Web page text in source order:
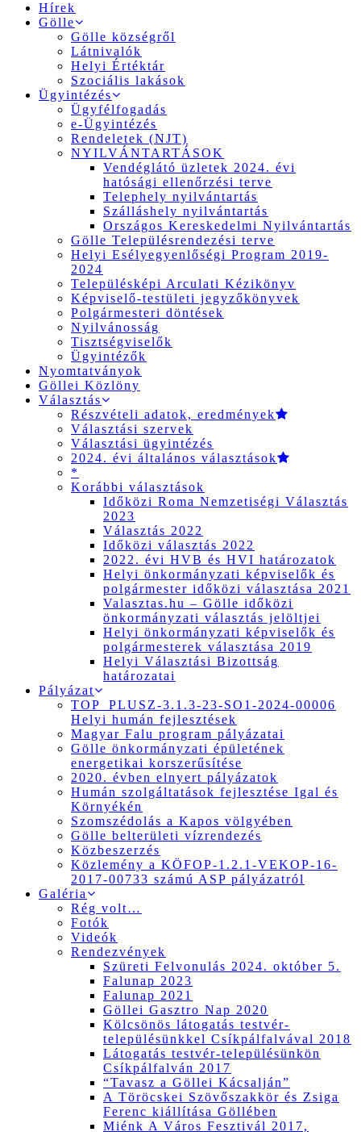
Hírek
Gölle
Gölle községről
Látnivalók
Helyi Értéktár
Szociális lakások
Ügyintézés
Ügyfélfogadás
e-Ügyintézés
Rendeletek (NJT)
NYILVÁNTARTÁSOK
Vendéglátó üzletek 2024. évi
hatósági ellenőrzési terve
Telephely nyilvántartás
Szálláshely nyilvántartás
Országos Kereskedelmi Nyilvántartás
Gölle Településrendezési terve
Helyi Esélyegyenlőségi Program 2019-
2024
Településképi Arculati Kézikönyv
Képviselő-testületi jegyzőkönyvek
Polgármesteri döntések
Nyilvánosság
Tisztségviselők
Ügyintézők
Nyomtatványok
Göllei Közlöny
Választás
Részvételi adatok, eredmények
Választási szervek
Választási ügyintézés
2024. évi általános választások
*
Korábbi választások
Időközi Roma Nemzetiségi Választás
2023
Választás 2022
Időközi választás 2022
2022. évi HVB és HVI határozatok
Helyi önkormányzati képviselők és
polgármester időközi választása 2021
Valasztas.hu – Gölle időközi
önkormányzati választás jelöltjei
Helyi önkormányzati képviselők és
polgármesterek választása 2019
Helyi Választási Bizottság
határozatai
Pályázat
TOP_PLUSZ-3.1.3-23-SO1-2024-00006
Helyi humán fejlesztések
Magyar Falu program pályázatai
Gölle önkormányzati épületének
energetikai korszerűsítése
2020. évben elnyert pályázatok
Humán szolgáltatások fejlesztése Igal és
Környékén
Szomszédolás a Kapos völgyében
Gölle belterületi vízrendezés
Közbeszerzés
Közlemény a KÖFOP-1.2.1-VEKOP-16-
2017-00733 számú ASP pályázatról
Galéria
Rég volt…
Fotók
Videók
Rendezvények
Szüreti Felvonulás 2024. október 5.
Falunap 2023
Falunap 2021
Göllei Gasztro Nap 2020
Kölcsönös látogatás testvér-
településünkkel Csíkpálfalvával 2018
Látogatás testvér-településünkön
Csíkpálfalván 2017
“Tavasz a Göllei Kácsalján”
A Töröcskei Szövőszakkör és Zsiga
Ferenc kiállítása Göllében
Miénk A Város Fesztivál 2017,